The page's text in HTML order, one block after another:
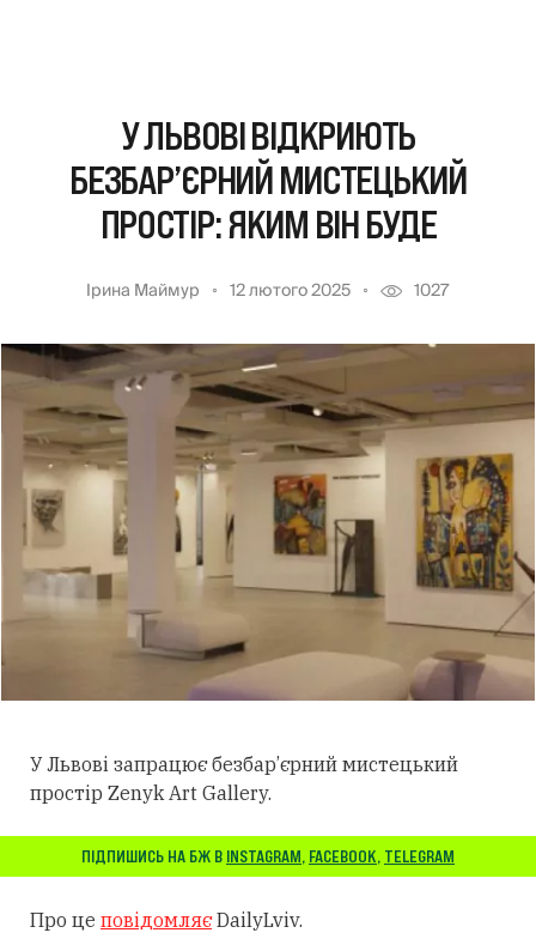
У ЛЬВОВІ ВІДКРИЮТЬ
БЕЗБАР’ЄРНИЙ МИСТЕЦЬКИЙ
ПРОСТІР: ЯКИМ ВІН БУДЕ
Ірина Маймур 12 лютого 2025 1027
У Львові запрацює безбар’єрний мистецький
простір Zenyk Art Gallery.
ПІДПИШИСЬ НА БЖ В INSTAGRAM, FACEBOOK, TELEGRAM
Про це повідомляєDailyLviv.